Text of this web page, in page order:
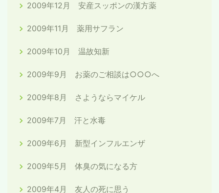
2009年12月 安産スッポンの漢方薬
2009年11月 薬用サフラン
2009年10月 温故知新
2009年9月 お薬のご相談は○○○へ
2009年8月 さようならマイケル
2009年7月 汗と水毒
2009年6月 新型インフルエンザ
2009年5月 体臭の気になる方
2009年4月 友人の死に思う